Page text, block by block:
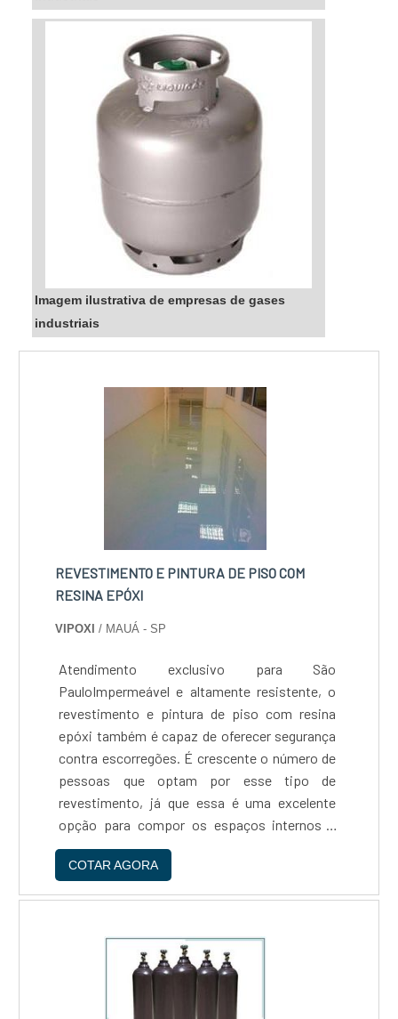
Imagem ilustrativa de empresas de gases
industriais
REVESTIMENTO E PINTURA DE PISO COM
RESINA EPÓXI
VIPOXI / MAUÁ - SP
Atendimento exclusivo para São
PauloImpermeável e altamente resistente, o
revestimento e pintura de piso com resina
epóxi também é capaz de oferecer segurança
contra escorregões. É crescente o número de
pessoas que optam por esse tipo de
revestimento, já que essa é uma excelente
opção para compor os espaços internos e
decorar residências. Utilização da resina
epóxiAcompanhado do aumento da procura
pelo revestimento e pintura de pisoi, também
COTAR AGORA